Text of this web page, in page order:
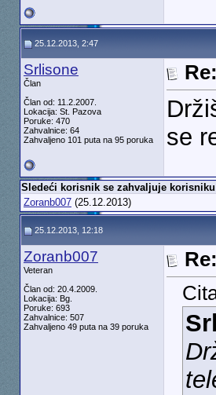
25.12.2013, 2:47
Srlisone
Član
Član od: 11.2.2007.
Lokacija: St. Pazova
Poruke: 470
Zahvalnice: 64
Zahvaljeno 101 puta na 95 poruka
se
Sledeći korisnik se zahvaljuje korisniku
Zoranb007(25.12.2013)
25.12.2013, 12:18
Zoranb007
Veteran
Član od: 20.4.2009.
Lokacija: Bg.
Poruke: 693
Zahvalnice: 507
Zahvaljeno 49 puta na 39 poruka